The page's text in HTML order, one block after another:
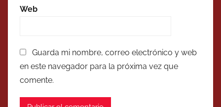
Web
Guarda mi nombre, correo electrónico y web
en este navegador para la próxima vez que
comente.